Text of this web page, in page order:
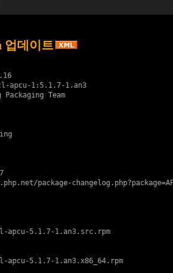
업데이트
Packaging Team
package-
apcu-5.1.7-1.an3.src.rpm
apcu-5.1.7-1.an3.x86_64.rpm